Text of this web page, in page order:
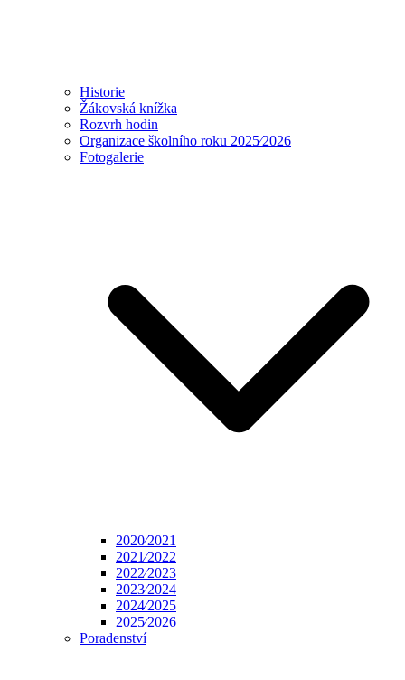
Historie
Žákovská knížka
Rozvrh hodin
Organizace školního roku 2025⁄2026
Fotogalerie
2020⁄2021
2021⁄2022
2022⁄2023
2023⁄2024
2024⁄2025
2025⁄2026
Poradenství